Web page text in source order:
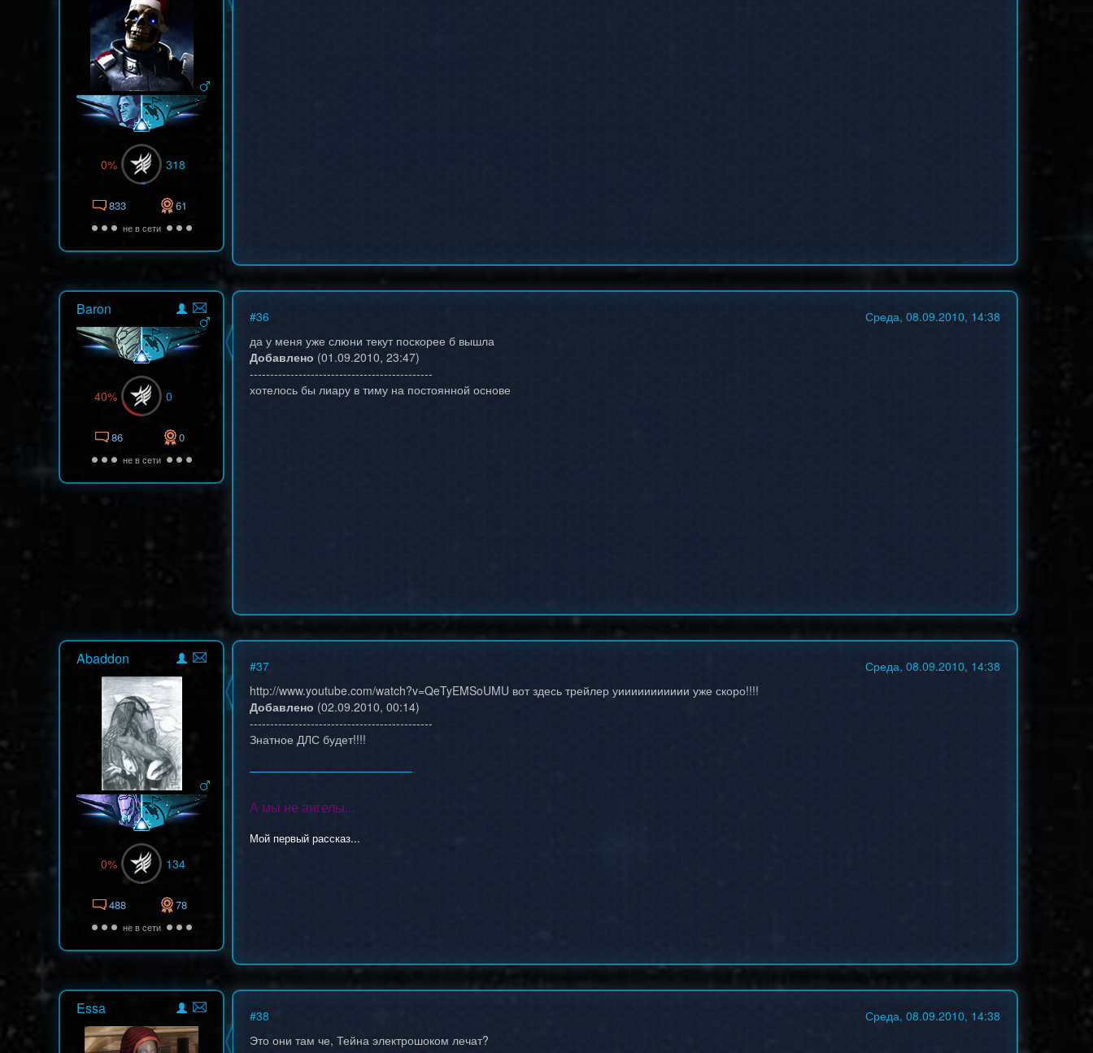
0% 318
833 61
не в сети
Baron
40% 0
86 0
не в сети
#36
Среда, 08.09.2010, 14:38
да у меня уже слюни текут поскорее б вышла
Добавлено (01.09.2010, 23:47)
---------------------------------------------
хотелось бы лиару в тиму на постоянной основе
Abaddon
0% 134
488 78
не в сети
#37
Среда, 08.09.2010, 14:38
http://www.youtube.com/watch?v=QeTyEMSoUMU вот здесь трейлер уиииииииииии уже скоро!!!!
Добавлено (02.09.2010, 00:14)
---------------------------------------------
Знатное ДЛС будет!!!!
А мы не ангелы...
Мой первый рассказ...
Essa #38
Среда, 08.09.2010, 14:38
Это они там че, Тейна электрошоком лечат?